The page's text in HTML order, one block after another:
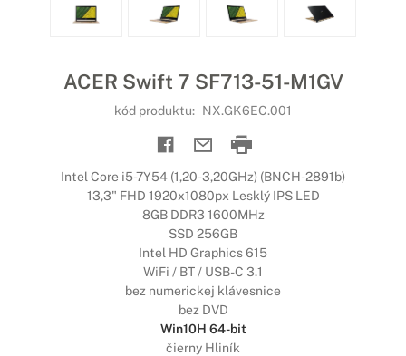
ACER Swift 7 SF713-51-M1GV
kód produktu: NX.GK6EC.001
Intel Core i5-7Y54 (1,20-3,20GHz) (BNCH-2891b)
13,3" FHD 1920x1080px Lesklý IPS LED
8GB DDR3 1600MHz
SSD 256GB
Intel HD Graphics 615
WiFi / BT / USB-C 3.1
bez numerickej klávesnice
bez DVD
Win10H 64-bit
čierny Hliník